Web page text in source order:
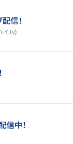
信！
イ.tv)
信中！